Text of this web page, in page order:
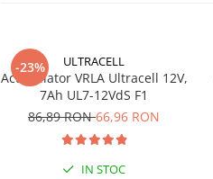
-23% ULTRACELL
Acumulator VRLA Ultracell 12V,
7Ah UL7-12VdS F1
86,89 RON66,96 RON
IN STOC